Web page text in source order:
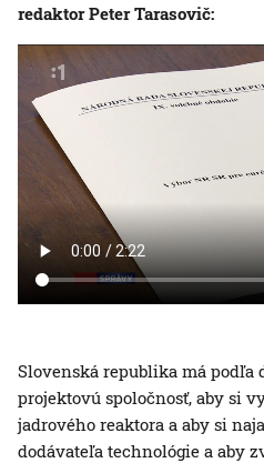
redaktor Peter Tarasovič:
Slovenská republika má podľa
projektovú spoločnosť, aby si
jadrového reaktora a aby si
dodávateľa technológie a aby